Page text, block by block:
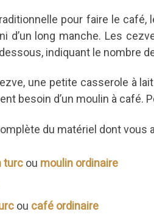
pour faire le café,
d’un long manche. Les
indiquant le nombre
une petite casserole à
besoin d’un moulin à café.
du matériel dont vous
turc ou moulin ordinaire
ou café ordinaire